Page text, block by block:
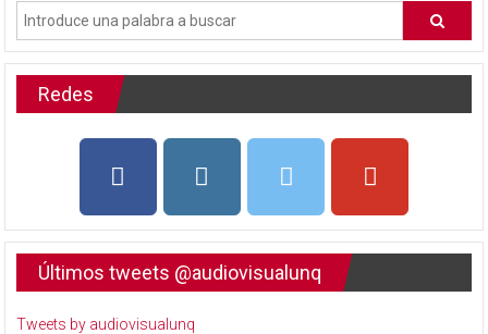
Redes
Últimos tweets @audiovisualunq
Tweets by audiovisualunq